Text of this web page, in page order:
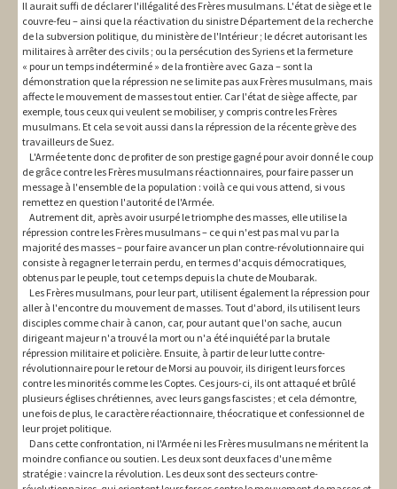
Il aurait suffi de déclarer l'illégalité des Frères musulmans. L'état de siège et le
couvre-feu – ainsi que la réactivation du sinistre Département de la recherche
de la subversion politique, du ministère de l'Intérieur ; le décret autorisant les
militaires à arrêter des civils ; ou la persécution des Syriens et la fermeture
« pour un temps indéterminé » de la frontière avec Gaza – sont la
démonstration que la répression ne se limite pas aux Frères musulmans, mais
affecte le mouvement de masses tout entier. Car l'état de siège affecte, par
exemple, tous ceux qui veulent se mobiliser, y compris contre les Frères
musulmans. Et cela se voit aussi dans la répression de la récente grève des
travailleurs de Suez.
L'Armée tente donc de profiter de son prestige gagné pour avoir donné le coup
de grâce contre les Frères musulmans réactionnaires, pour faire passer un
message à l'ensemble de la population : voilà ce qui vous attend, si vous
remettez en question l'autorité de l'Armée.
Autrement dit, après avoir usurpé le triomphe des masses, elle utilise la
répression contre les Frères musulmans – ce qui n'est pas mal vu par la
majorité des masses – pour faire avancer un plan contre-révolutionnaire qui
consiste à regagner le terrain perdu, en termes d'acquis démocratiques,
obtenus par le peuple, tout ce temps depuis la chute de Moubarak.
Les Frères musulmans, pour leur part, utilisent également la répression pour
aller à l'encontre du mouvement de masses. Tout d'abord, ils utilisent leurs
disciples comme chair à canon, car, pour autant que l'on sache, aucun
dirigeant majeur n'a trouvé la mort ou n'a été inquiété par la brutale
répression militaire et policière. Ensuite, à partir de leur lutte contre-
révolutionnaire pour le retour de Morsi au pouvoir, ils dirigent leurs forces
contre les minorités comme les Coptes. Ces jours-ci, ils ont attaqué et brûlé
plusieurs églises chrétiennes, avec leurs gangs fascistes ; et cela démontre,
une fois de plus, le caractère réactionnaire, théocratique et confessionnel de
leur projet politique.
Dans cette confrontation, ni l'Armée ni les Frères musulmans ne méritent la
moindre confiance ou soutien. Les deux sont deux faces d'une même
stratégie : vaincre la révolution. Les deux sont des secteurs contre-